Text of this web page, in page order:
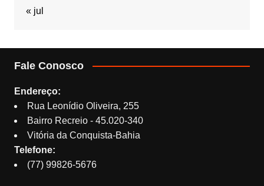
« jul
Fale Conosco
Endereço:
Rua Leonídio Oliveira, 255
Bairro Recreio - 45.020-340
Vitória da Conquista-Bahia
Telefone:
(77) 99826-5676